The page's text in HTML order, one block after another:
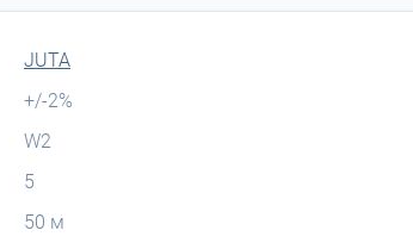
JUTA
+/-2%
W2
5
50 м